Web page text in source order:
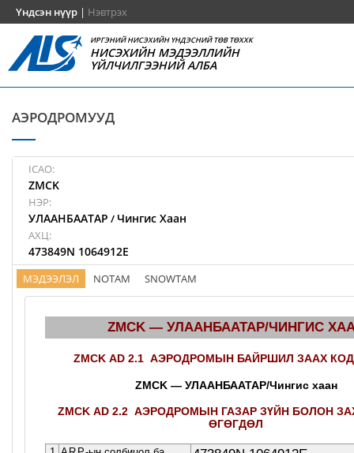
Үндсэн нүүр | Нэвтрэх
ИРГЭНИЙ НИСЭХИЙН ҮНДЭСНИЙ ТӨВ ТӨХХК
НИСЭХИЙН МЭДЭЭЛЛИЙН
ҮЙЛЧИЛГЭЭНИЙ АЛБА
АЭРОДРОМУУД
ICAO:
ZMCK
НЭР:
УЛААНБААТАР / Чингис Хаан
АХЦ:
473849N 1064912E
МЭДЭЭЛЭЛ NOTAM SNOWTAM